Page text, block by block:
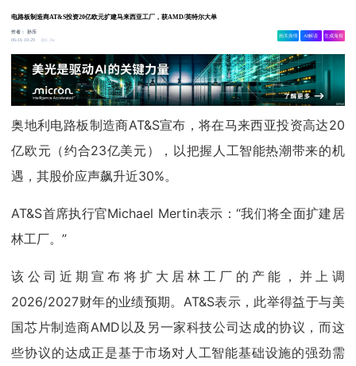
电路板制造商AT&S投资20亿欧元扩建马来西亚工厂，获AMD/英特尔大单
作者：孙乐
06-16 10:29
1.3w
相关舆情 AI解读 生成海报
奥地利电路板制造商AT&S宣布，将在马来西亚投资高达20
亿欧元（约合23亿美元），以把握人工智能热潮带来的机
遇，其股价应声飙升近30%。
AT&S首席执行官Michael Mertin表示：“我们将全面扩建居
林工厂。”
该公司近期宣布将扩大居林工厂的产能，并上调
2026/2027财年的业绩预期。AT&S表示，此举得益于与美
国芯片制造商AMD以及另一家科技公司达成的协议，而这
些协议的达成正是基于市场对人工智能基础设施的强劲需